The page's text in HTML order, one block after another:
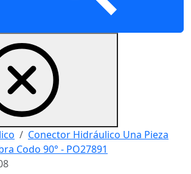
Conector Hidráulico Una Pieza
Codo 90° - PO27891